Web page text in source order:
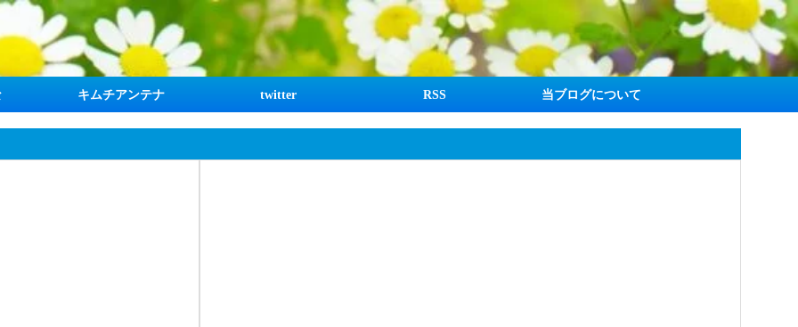
キムチアンテナ twitter RSS 当ブログについて